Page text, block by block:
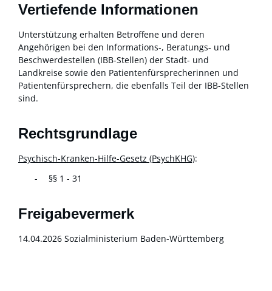
Vertiefende Informationen
Unterstützung erhalten Betroffene und deren
Angehörigen bei den Informations-, Beratungs- und
Beschwerdestellen (IBB-Stellen) der Stadt- und
Landkreise sowie den Patientenfürsprecherinnen und
Patientenfürsprechern, die ebenfalls Teil der IBB-Stellen
sind.
Rechtsgrundlage
Psychisch-Kranken-Hilfe-Gesetz (PsychKHG):
§§ 1 - 31
Freigabevermerk
14.04.2026 Sozialministerium Baden-Württemberg